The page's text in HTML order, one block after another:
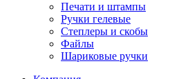
Печати и штампы
Ручки гелевые
Степлеры и скобы
Файлы
Шариковые ручки